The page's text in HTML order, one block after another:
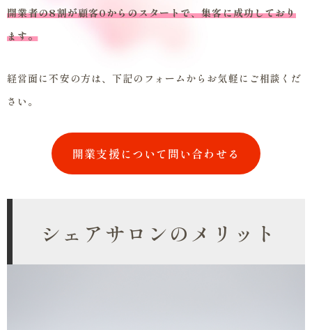
開業者の8割が顧客0からのスタートで、集客に成功しており
ます。
経営面に不安の方は、下記のフォームからお気軽にご相談くだ
さい。
開業支援について問い合わせる
シェアサロンのメリット